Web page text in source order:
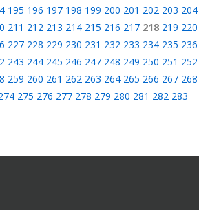
195 196 197 198 199 200 201 202 203 204
211 212 213 214 215 216 217 218 219 220
227 228 229 230 231 232 233 234 235 236
243 244 245 246 247 248 249 250 251 252
259 260 261 262 263 264 265 266 267 268
275 276 277 278 279 280 281 282 283